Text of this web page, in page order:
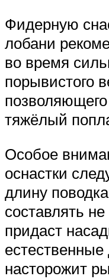
Фидерную
лобани
во время
порывистого
тяжёлый
Особое
оснастки
длину
составлять
придаст
насторожит